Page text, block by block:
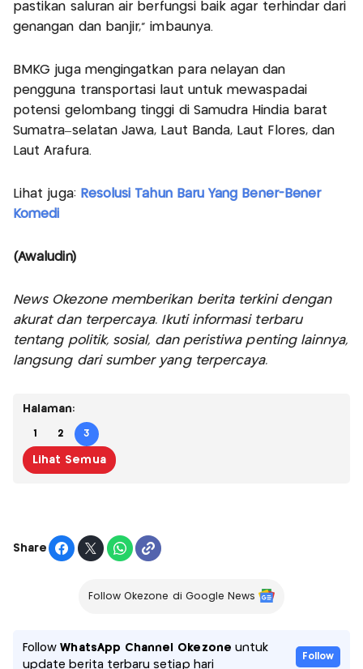
pastikan saluran air berfungsi baik agar terhindar dari
genangan dan banjir,” imbaunya.
BMKG juga mengingatkan para nelayan dan
pengguna transportasi laut untuk mewaspadai
potensi gelombang tinggi di Samudra Hindia barat
Sumatra–selatan Jawa, Laut Banda, Laut Flores, dan
Laut Arafura.
Lihat juga: Resolusi Tahun Baru Yang Bener-Bener
Komedi
(Awaludin)
News Okezone memberikan berita terkini dengan
akurat dan terpercaya. Ikuti informasi terbaru
tentang politik, sosial, dan peristiwa penting lainnya,
langsung dari sumber yang terpercaya.
Halaman:
1 2 3
Lihat Semua
Share
Follow Okezone di Google News
FollowWhatsApp Channel Okezone untuk
update berita terbaru setiap hari
Follow